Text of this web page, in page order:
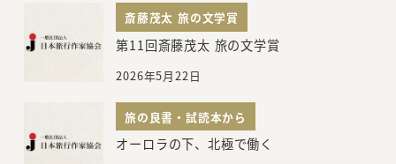
斎藤茂太 旅の文学賞
第11回斎藤茂太 旅の文学賞
2026年5月22日
旅の良書・試読本から
オーロラの下、北極で働く